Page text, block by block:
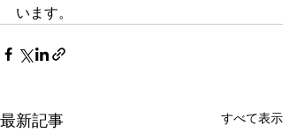
います。
最新記事 すべて表示